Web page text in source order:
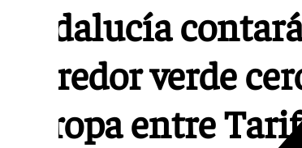
Andalucía
corredor verde
Europa entre